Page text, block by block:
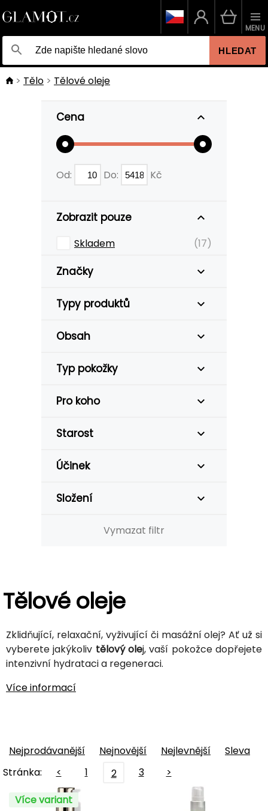
HLEDAT
MENU
Tělo Tělové oleje
Cena
Od: Do: Kč
Zobrazit pouze
Skladem (17)
Značky
Typy produktů
Obsah
Typ pokožky
Pro koho
Starost
Účinek
Složení
Vymazat filtr
Tělové oleje
Zklidňující, relaxační, vyživující či masážní olej? Ať už si
vyberete jakýkoliv tělový olej, vaší pokožce dopřejete
intenzivní hydrataci a regeneraci.
Více informací
Nejprodávanější Nejnovější Nejlevnější
Sleva
Stránka:
< 1 2 3
>
Více variant